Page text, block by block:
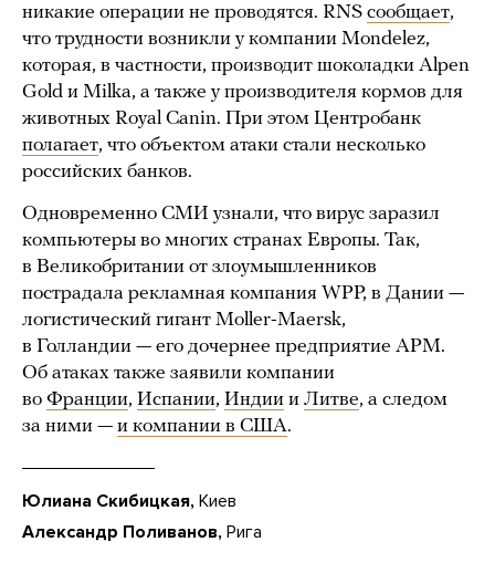
никакие операции не проводятся. RNS сообщает,
что трудности возникли у компании Mondelez,
которая, в частности, производит шоколадки Alpen
Gold и Milka, а также у производителя кормов для
животных Royal Canin. При этом Центробанк
полагает, что объектом атаки стали несколько
российских банков.
Одновременно СМИ узнали, что вирус заразил
компьютеры во многих странах Европы. Так,
в Великобритании от злоумышленников
пострадала рекламная компания WPP, в Дании —
логистический гигант Moller-Maersk,
в Голландии — его дочернее предприятие АРМ.
Об атаках также заявили компании
во Франции, Испании, Индии и Литве, а следом
за ними — и компании в США.
Юлиана Скибицкая, Киев
Александр Поливанов, Рига